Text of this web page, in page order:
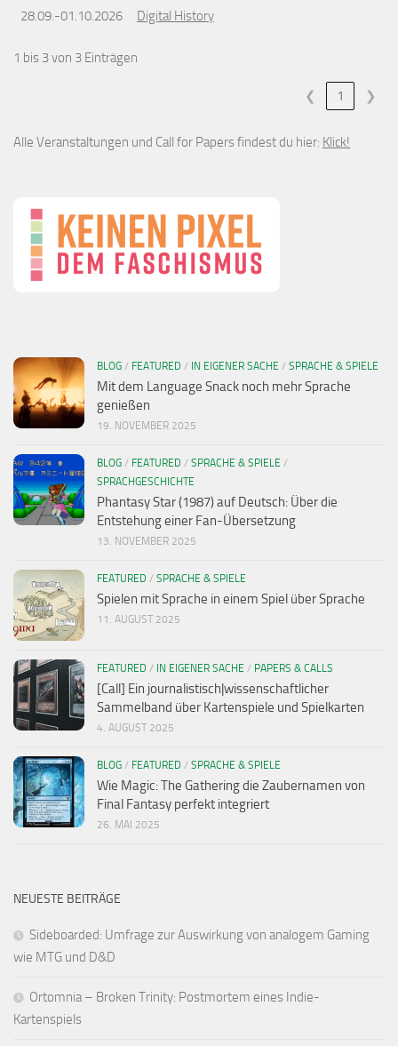
28.09.-01.10.2026 Digital History
1 bis 3 von 3 Einträgen
❮ 1 ❯
Alle Veranstaltungen und Call for Papers findest du hier: Klick!
BLOG / FEATURED / IN EIGENER SACHE / SPRACHE & SPIELE
Mit dem Language Snack noch mehr Sprache
genießen
19. NOVEMBER 2025
BLOG / FEATURED / SPRACHE & SPIELE /
SPRACHGESCHICHTE
Phantasy Star (1987) auf Deutsch: Über die
Entstehung einer Fan-Übersetzung
13. NOVEMBER 2025
FEATURED / SPRACHE & SPIELE
Spielen mit Sprache in einem Spiel über Sprache
11. AUGUST 2025
FEATURED / IN EIGENER SACHE / PAPERS & CALLS
[Call] Ein journalistisch|wissenschaftlicher
Sammelband über Kartenspiele und Spielkarten
4. AUGUST 2025
BLOG / FEATURED / SPRACHE & SPIELE
Wie Magic: The Gathering die Zaubernamen von
Final Fantasy perfekt integriert
26. MAI 2025
NEUESTE BEITRÄGE
Sideboarded: Umfrage zur Auswirkung von analogem Gaming
wie MTG und D&D
Ortomnia – Broken Trinity: Postmortem eines Indie-
Kartenspiels